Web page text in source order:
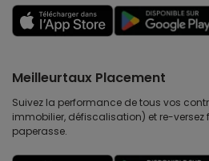
Meilleurtaux Placement
Suivez la performance de tous vos
immobilier, défiscalisation) et re-versez
paperasse.